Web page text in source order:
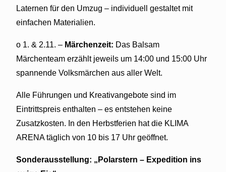
Laternen für den Umzug – individuell gestaltet mit
einfachen Materialien.
o 1. & 2.11. – Märchenzeit: Das Balsam
Märchenteam erzählt jeweils um 14:00 und 15:00 Uhr
spannende Volksmärchen aus aller Welt.
Alle Führungen und Kreativangebote sind im
Eintrittspreis enthalten – es entstehen keine
Zusatzkosten. In den Herbstferien hat die KLIMA
ARENA täglich von 10 bis 17 Uhr geöffnet.
Sonderausstellung: „Polarstern – Expedition ins